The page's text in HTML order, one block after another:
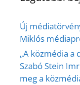
Új
Miklós
„A közmédia a
Szabó Stein
meg a